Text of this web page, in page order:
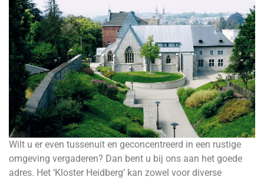
Wilt u er even tussenuit en geconcentreerd in een rustige
omgeving vergaderen? Dan bent u bij ons aan het goede
adres. Het ‘Kloster Heidberg’ kan zowel voor diverse